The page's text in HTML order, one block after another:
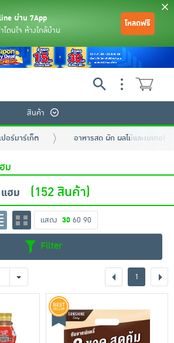
อรี่
ผ่าน 7App
โดนใจ ห้างใกล้บ้าน
โหลดฟรี
สินค้า
ปอร์มาร์เก็ต อาหารสด ผัก ผลไม้และเบเกอรี่
ม
ฮม (152 สินค้า)
แสดง 30 60 90
Filter
1